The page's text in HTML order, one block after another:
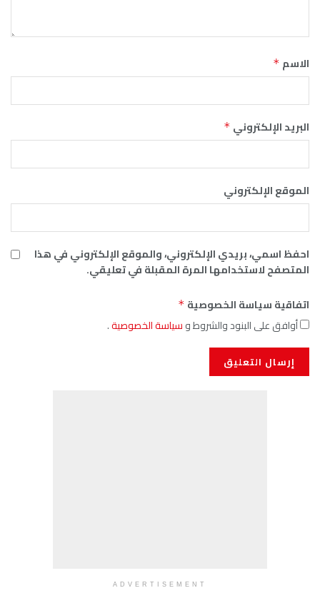
الاسم *
البريد الإلكتروني *
الموقع الإلكتروني
احفظ اسمي، بريدي الإلكتروني، والموقع الإلكتروني في هذا
المتصفح لاستخدامها المرة المقبلة في تعليقي.
اتفاقية سياسة الخصوصية *
أوافق على البنود والشروط وسياسة الخصوصية.
ADVERTISEMENT